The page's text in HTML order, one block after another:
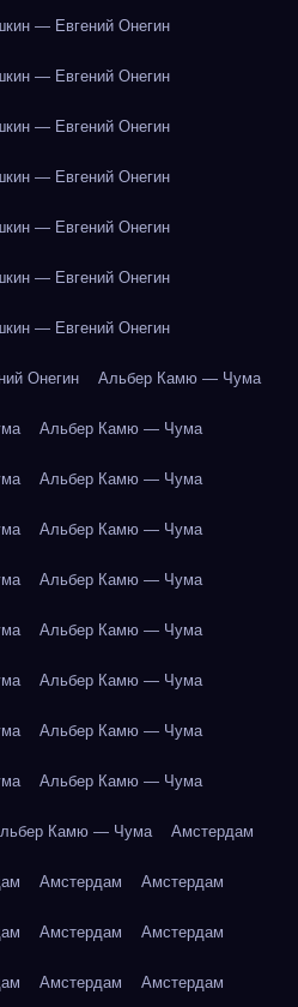
— Евгений Онегин
— Евгений Онегин
— Евгений Онегин
— Евгений Онегин
— Евгений Онегин
— Евгений Онегин
— Евгений Онегин
Онегин Альбер Камю — Чума
Альбер Камю — Чума
Альбер Камю — Чума
Альбер Камю — Чума
Альбер Камю — Чума
Альбер Камю — Чума
Альбер Камю — Чума
Альбер Камю — Чума
Альбер Камю — Чума
Камю — Чума Амстердам
Амстердам Амстердам
Амстердам Амстердам
Амстердам Амстердам